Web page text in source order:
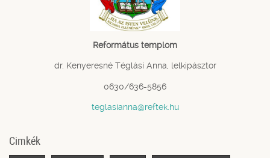
Református templom
dr. Kenyeresné Téglási Anna, lelkipásztor
0630/636-5856
teglasianna@reftek.hu
Cimkék